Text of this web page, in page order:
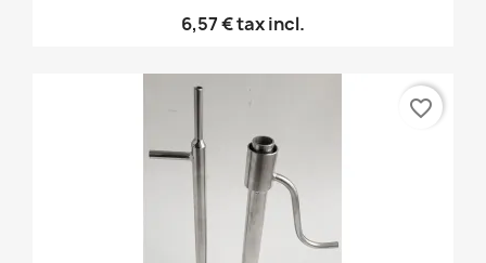
6,57 €tax incl.
favorite_border